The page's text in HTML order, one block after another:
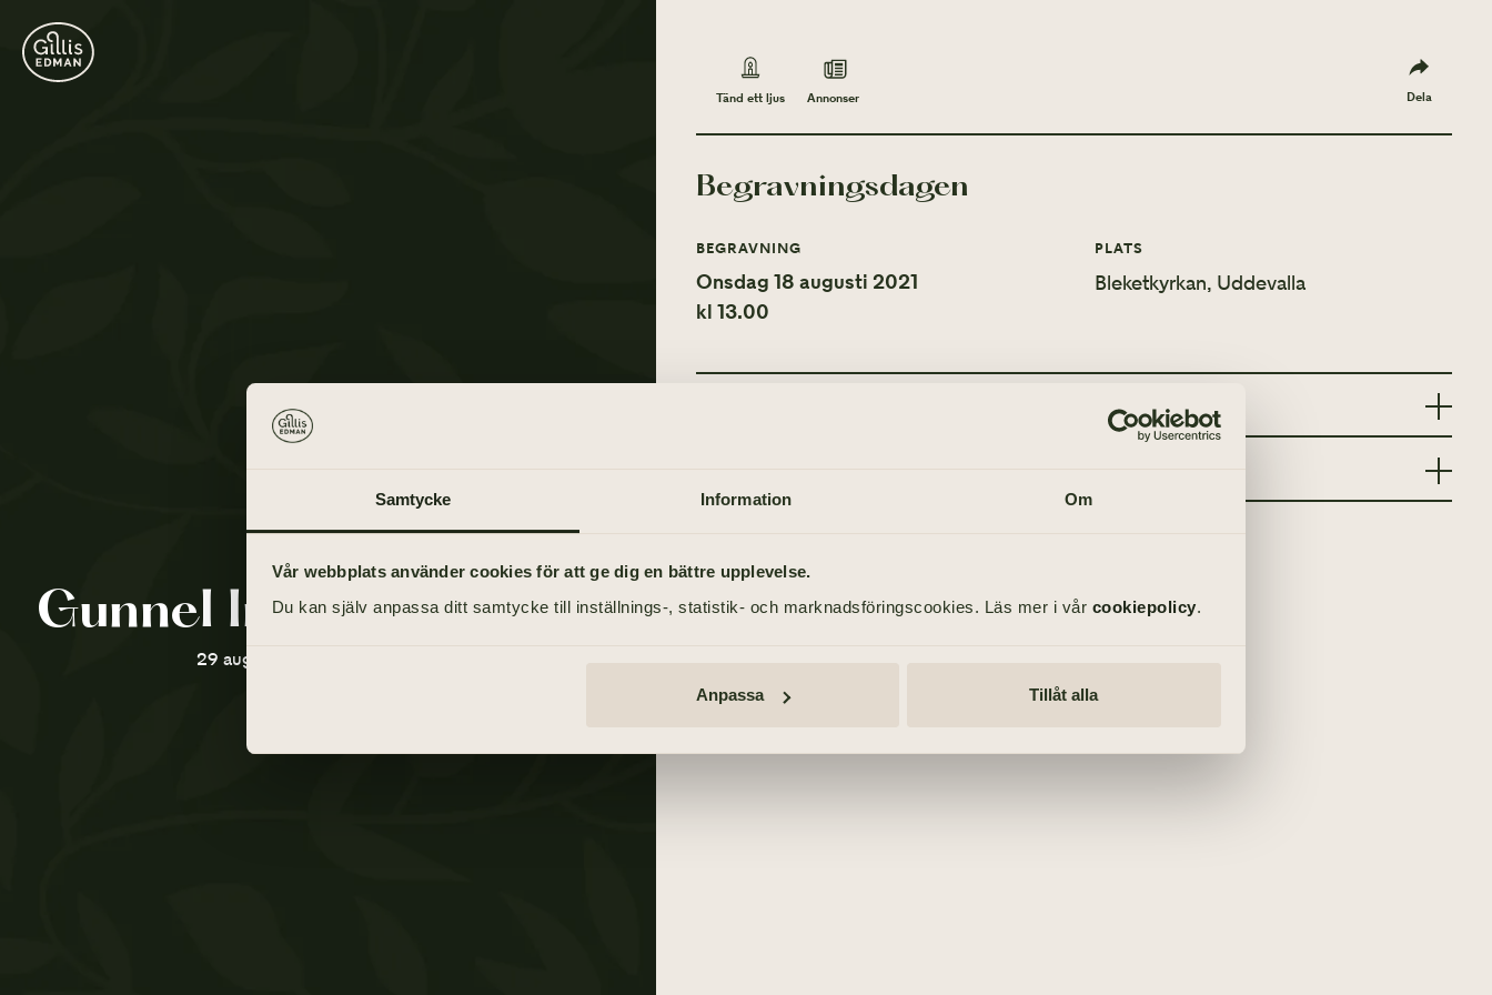
Samtycke Information Om
Vår webbplats använder cookies för att ge dig en bättre upplevelse.
Du kan själv anpassa ditt samtycke till inställnings-, statistik- och marknadsföringscookies. Läs mer i vår cookiepolicy.
Anpassa Tillåt alla
Gunnel Iréne Johansson
29 augusti 1944 - 2 augusti 2021
Tänd ett ljus Annonser Dela
Begravningsdagen
BEGRAVNING
Onsdag 18 augusti 2021
kl 13.00
PLATS
Bleketkyrkan, Uddevalla
7 augusti 2021